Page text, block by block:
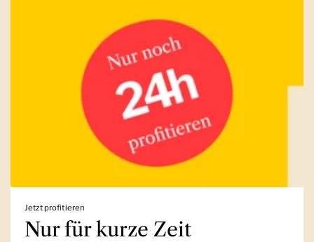
Jetzt profitieren
Nur für kurze Zeit